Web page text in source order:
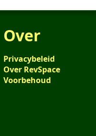
Over
Privacybeleid
Over RevSpace
Voorbehoud